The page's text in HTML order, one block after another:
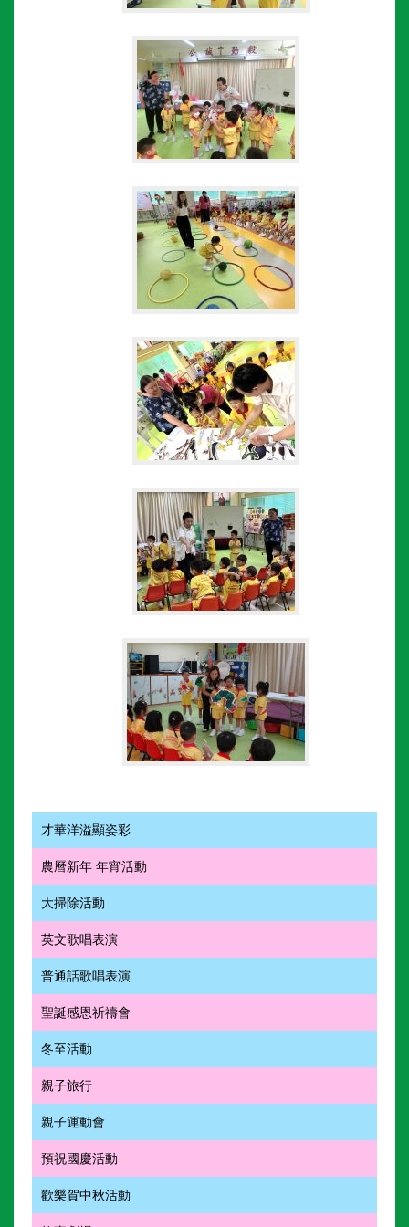
才華洋溢顯姿彩
農曆新年 年宵活動
大掃除活動
英文歌唱表演
普通話歌唱表演
聖誕感恩祈禱會
冬至活動
親子旅行
親子運動會
預祝國慶活動
歡樂賀中秋活動